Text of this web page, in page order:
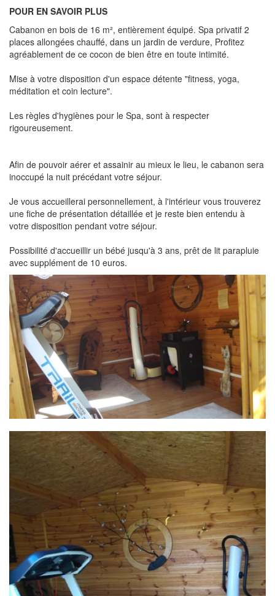
POUR EN SAVOIR PLUS
Cabanon en bois de 16 m², entièrement équipé. Spa privatif 2
places allongées chauffé, dans un jardin de verdure, Profitez
agréablement de ce cocon de bien être en toute intimité.
Mise à votre disposition d'un espace détente "fitness, yoga,
méditation et coin lecture".
Les règles d'hygiènes pour le Spa, sont à respecter
rigoureusement.
Afin de pouvoir aérer et assainir au mieux le lieu, le cabanon sera
inoccupé la nuit précédant votre séjour.
Je vous accueillerai personnellement, à l'intérieur vous trouverez
une fiche de présentation détaillée et je reste bien entendu à
votre disposition pendant votre séjour.
Possibilité d'accueillir un bébé jusqu'à 3 ans, prêt de lit parapluie
avec supplément de 10 euros.